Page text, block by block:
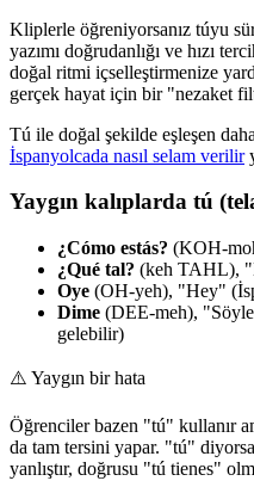
Kliplerle öğreniyorsanız túyu
yazımı doğrudanlığı ve hızı
doğal ritmi içselleştirmenize
gerçek hayat için bir "nezaket
Tú ile doğal şekilde eşleşen
İspanyolcada nasıl selam verilir
Yaygın kalıplarda tú
¿Cómo estás? (KOH-
¿Qué tal? (keh TAHL),
Oye (OH-yeh), "Hey"
Dime (DEE-meh),
gelebilir)
⚠️ Yaygın bir hata
Öğrenciler bazen "tú" kullanır
da tam tersini yapar. "tú"
yanlıştır, doğrusu "tú tienes"